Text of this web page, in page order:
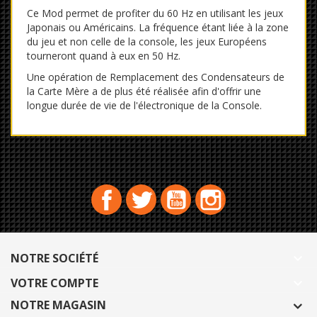
Ce Mod permet de profiter du 60 Hz en utilisant les jeux
Japonais ou Américains. La fréquence étant liée à la zone
du jeu et non celle de la console, les jeux Européens
tourneront quand à eux en 50 Hz.
Une opération de Remplacement des Condensateurs de
la Carte Mère a de plus été réalisée afin d'offrir une
longue durée de vie de l'électronique de la Console.
FacebookTwitterYouTubeInstagram
NOTRE SOCIÉTÉ
VOTRE COMPTE
NOTRE MAGASIN